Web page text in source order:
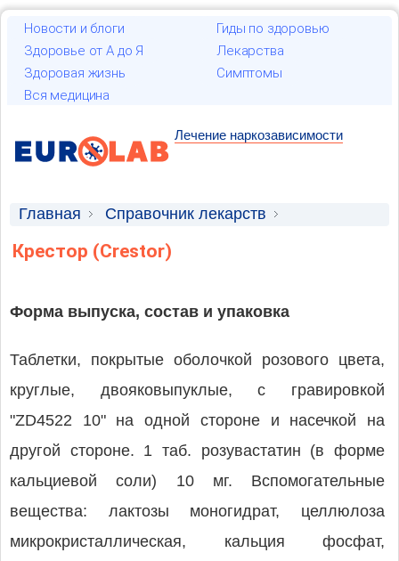
Новости и блоги
Гиды по здоровью
Здоровье от А до Я
Лекарства
Здоровая жизнь
Симптомы
Вся медицина
Лечение наркозависимости
Главная
Справочник лекарств
Лекарственные средства
Крестор (Crestor)
Форма выпуска, состав и упаковка
Таблетки, покрытые оболочкой розового цвета,
круглые, двояковыпуклые, с гравировкой
"ZD4522 10" на одной стороне и насечкой на
другой стороне. 1 таб. розувастатин (в форме
кальциевой соли) 10 мг. Вспомогательные
вещества: лактозы моногидрат, целлюлоза
микрокристаллическая, кальция фосфат,